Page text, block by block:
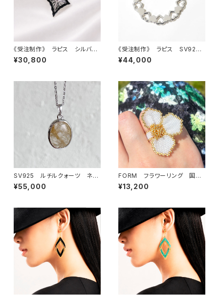
《受注制作》 ラピス シルバー
ネックレス
¥30,800
《受注制作》 ラピス SV925
ハート サークル ネックレ
ス
¥44,000
SV925 ルチルクォーツ ネッ
クレス
¥55,000
FORM フラワーリング 国産
ビーズ使用・軽やかなつけ心地
¥13,200